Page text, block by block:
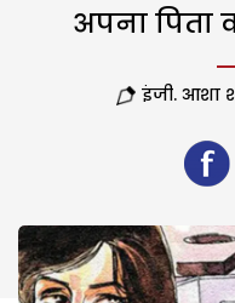
अपना पिता
इंजी. आशा